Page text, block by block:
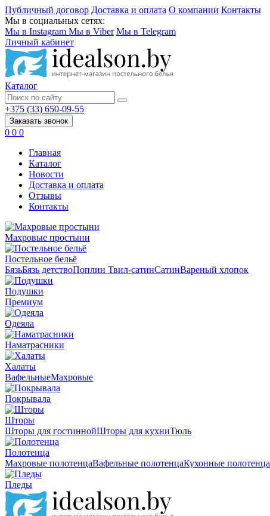
Публичный договор Доставка и оплата О компании Контакты
Мы в социальных сетях:
Мы в Instagram Мы в Viber Мы в Telegram
Личный кабинет
Каталог
+375 (33) 650-09-55
Заказать звонок
0 0 0
Главная
Каталог
Новости
Доставка и оплата
Отзывы
Контакты
Махровые простыни
Постельное бельё
БязьБязь детствоПоплин Твил-сатинСатинВареный хлопок
Подушки
Премиум
Одеяла
Наматрасники
Халаты
ВафельныеМахровые
Покрывала
Шторы
Шторы для гостиннойШторы для кухниТюль
Полотенца
Махровые полотенцаВафельные полотенцаКухонные полотенца
Пледы